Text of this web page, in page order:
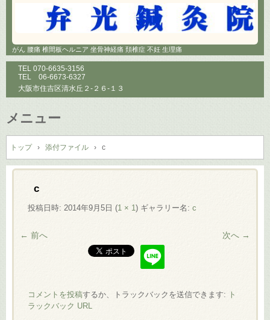
がん 腰痛 椎間板ヘルニア 坐骨神経痛 頚椎症 不妊 生理痛
TEL 070-6635-3156
TEL 06-6673-6327
大阪市住吉区清水丘２-２６-１３
メニュー
コ
ン
テ
ン
トップ › 添付ファイル › c
c
投稿日時: 2014年9月5日 (1 × 1) ギャラリー名: c
← 前へ 次へ →
コメントを投稿するか、トラックバックを送信できます: ト
ラックバック URL